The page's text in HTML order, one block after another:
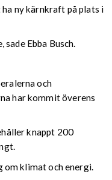
ny kärnkraft på plats i
Ebba Busch.
och
har kommit överens
knappt 200
om klimat och energi.